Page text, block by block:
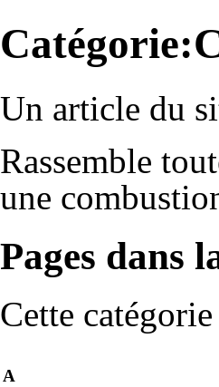
Un article du
Rassemble
une
Pages dans
Cette
A